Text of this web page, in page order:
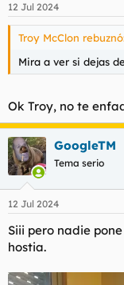
e
s
12 Jul 2024
Troy McClon
Mira a ver si dejas
Ok Troy, no te
GoogleTM
Tema serio
12 Jul 2024
Siii pero nadie
hostia.